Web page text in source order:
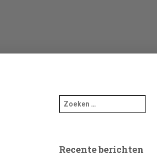
o
e
Recente berichten